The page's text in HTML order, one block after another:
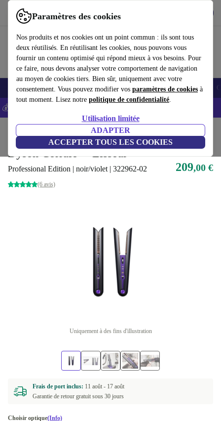
Paramètres des cookies
Nos produits et nos cookies ont un point commun : ils sont tous
deux réutilisés. En réutilisant les cookies, nous pouvons vous
fournir un contenu optimisé qui répond mieux à vos besoins. Pour
ce faire, nous devons analyser votre comportement de navigation
au moyen de cookies tiers. Bien sûr, uniquement avec votre
consentement. Vous pouvez modifier vos paramètres de cookies à
tout moment. Lisez notre politique de confidentialité.
Utilisation limitée
ADAPTER
ACCEPTER TOUS LES COOKIES
Utilisez refurbed rapidement et facilement
Smartphones Laptops Tablettes Montres connectées Accessoires
💰-5% EXTRA sur les iPhones – Code: IPHONEDEAL -
Santé & Beauté Soins du corps
Dyson Corrale™ Lisseur
Professional Edition | noir/violet | 322962-02
(6 avis)
209,00 €
Uniquement à des fins d'illustration
Frais de port inclus: 11 août - 17 août
Garantie de retour gratuit sous 30 jours
Choisir optique(Info)